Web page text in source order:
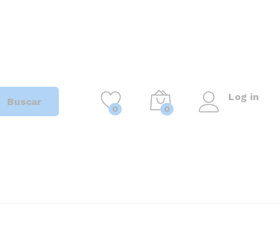
Buscar
0 0
Log in